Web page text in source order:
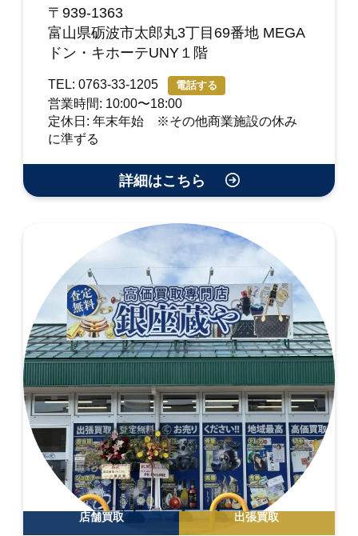
〒939-1363
富山県砺波市太郎丸3丁目69番地 MEGA
ドン・キホーテUNY１階
TEL: 0763-33-1205 電話する
営業時間: 10:00〜18:00
定休日: 年末年始 ※その他商業施設の休み
に準ずる
詳細はこちら
店舗買取 出張買取